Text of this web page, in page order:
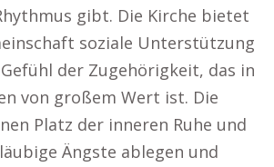
gibt. Die Kirche bietet
soziale Unterstützung
der Zugehörigkeit, das in
von großem Wert ist. Die
Platz der inneren Ruhe und
Ängste ablegen und